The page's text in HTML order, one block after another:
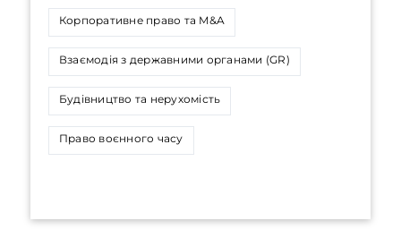
Корпоративне право та M&A
Взаємодія з державними органами (GR)
Будівництво та нерухомість
Право воєнного часу